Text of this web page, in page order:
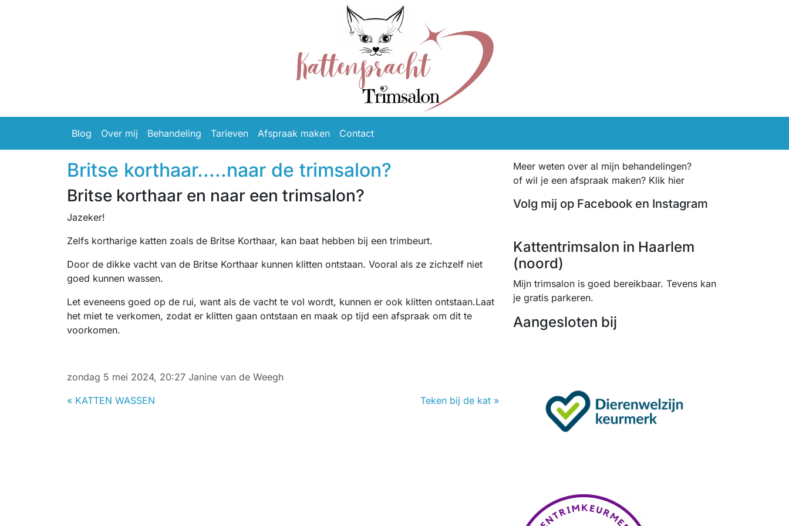
Blog Over mij Behandeling Tarieven Afspraak maken Contact
Britse korthaar.....naar de trimsalon?
Britse korthaar en naar een trimsalon?
Jazeker!
Zelfs kortharige katten zoals de Britse Korthaar, kan baat hebben bij een trimbeurt.
Door de dikke vacht van de Britse Korthaar kunnen klitten ontstaan. Vooral als ze zichzelf niet
goed kunnen wassen.
Let eveneens goed op de rui, want als de vacht te vol wordt, kunnen er ook klitten ontstaan.Laat
het miet te verkomen, zodat er klitten gaan ontstaan en maak op tijd een afspraak om dit te
voorkomen.
zondag 5 mei 2024, 20:27 Janine van de Weegh
« KATTEN WASSEN
Teken bij de kat »
Meer weten over al mijn behandelingen?
of wil je een afspraak maken? Klik hier
Volg mij op Facebook en Instagram
Kattentrimsalon in Haarlem
(noord)
Mijn trimsalon is goed bereikbaar. Tevens kan
je gratis parkeren.
Aangesloten bij